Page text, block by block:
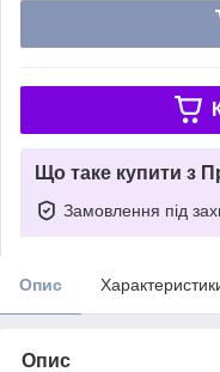
Що таке купити з
Замовлення під
Опис
Опис